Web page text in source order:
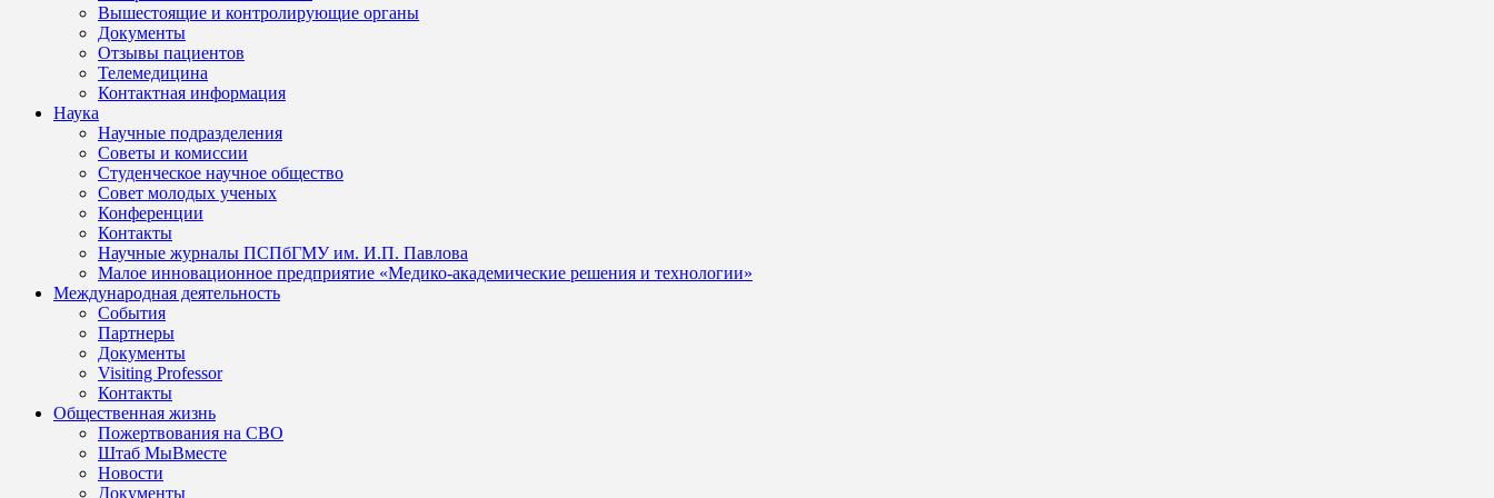
Вышестоящие и контролирующие органы
Документы
Отзывы пациентов
Телемедицина
Контактная информация
Наука
Научные подразделения
Советы и комиссии
Студенческое научное общество
Совет молодых ученых
Конференции
Контакты
Научные журналы ПСПбГМУ им. И.П. Павлова
Малое инновационное предприятие «Медико-академические решения и технологии»
Международная деятельность
События
Партнеры
Документы
Visiting Professor
Контакты
Общественная жизнь
Пожертвования на СВО
Штаб МыВместе
Новости
Документы